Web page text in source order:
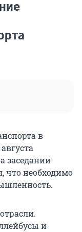
в
августа
заседании
что необходимо
и